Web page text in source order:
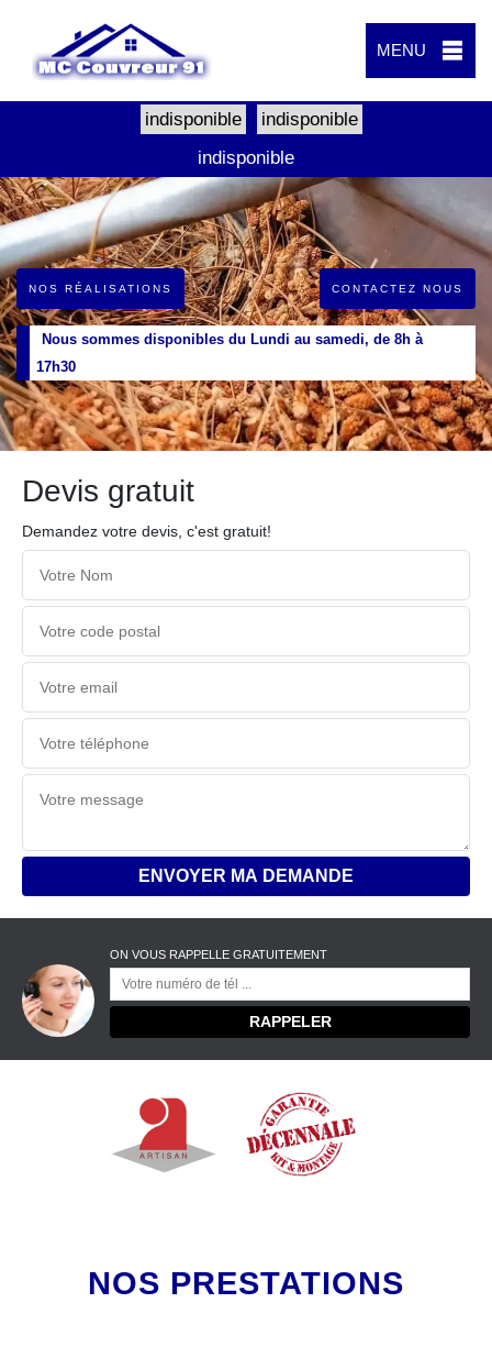
MENU
indisponible
indisponible
indisponible
NOS RÉALISATIONS CONTACTEZ NOUS
Nous sommes disponibles du Lundi au samedi, de 8h à
17h30
Devis gratuit
Demandez votre devis, c'est gratuit!
ON VOUS RAPPELLE GRATUITEMENT
NOS PRESTATIONS